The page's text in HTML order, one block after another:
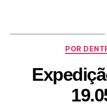
POR